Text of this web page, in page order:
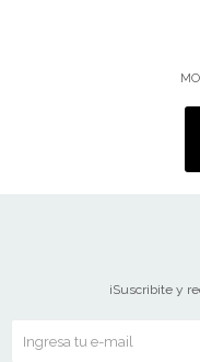
¡Suscribite y